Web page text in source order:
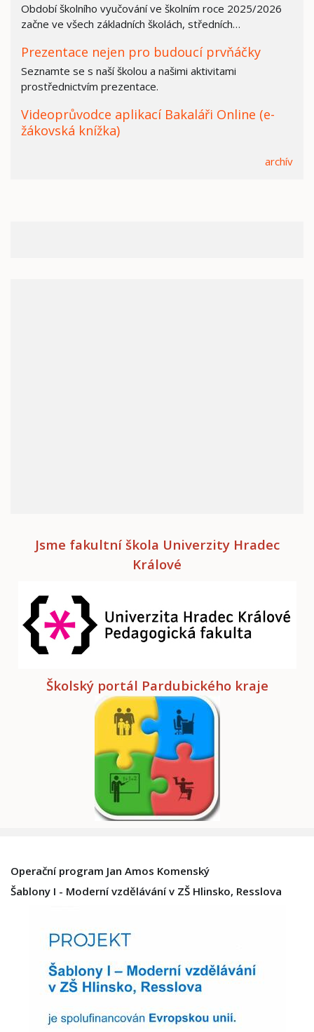
Období školního vyučování ve školním roce 2025/2026
začne ve všech základních školách, středních…
Prezentace nejen pro budoucí prvňáčky
Seznamte se s naší školou a našimi aktivitami
prostřednictvím prezentace.
Videoprůvodce aplikací Bakaláři Online (e-
žákovská knížka)
archív
Jsme fakultní škola Univerzity Hradec
Králové
Školský portál Pardubického kraje
Operační program Jan Amos Komenský
Šablony I - Moderní vzdělávání v ZŠ Hlinsko, Resslova